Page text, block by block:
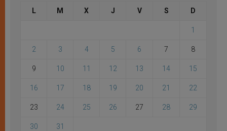
L M X J V S D
1
2 3 4 5 6 7 8
9 10 11 12 13 14 15
16 17 18 19 20 21 22
23 24 25 26 27 28 29
30 31